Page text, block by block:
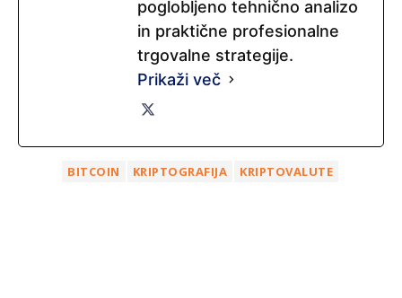
poglobljeno tehnično analizo
in praktične profesionalne
trgovalne strategije.
Prikaži več
BITCOIN KRIPTOGRAFIJA KRIPTOVALUTE